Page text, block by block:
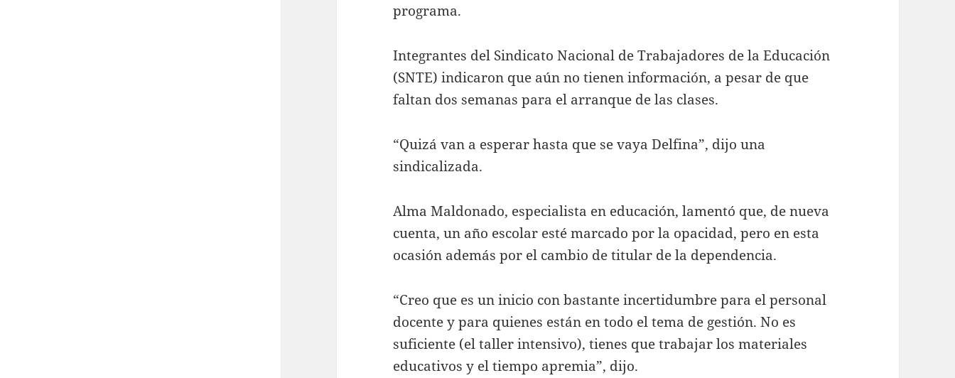
programa.
Integrantes del Sindicato Nacional de Trabajadores de la Educación
(SNTE) indicaron que aún no tienen información, a pesar de que
faltan dos semanas para el arranque de las clases.
“Quizá van a esperar hasta que se vaya Delfina”, dijo una
sindicalizada.
Alma Maldonado, especialista en educación, lamentó que, de nueva
cuenta, un año escolar esté marcado por la opacidad, pero en esta
ocasión además por el cambio de titular de la dependencia.
“Creo que es un inicio con bastante incertidumbre para el personal
docente y para quienes están en todo el tema de gestión. No es
suficiente (el taller intensivo), tienes que trabajar los materiales
educativos y el tiempo apremia”, dijo.